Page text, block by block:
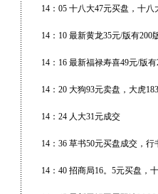
14：05 十八大47元买盘，十
14：10 最新黄龙35元/版有200
14：16 最新福禄寿喜49元/版
14：20 大狗93元卖盘，大虎
14：24 人大31元成交
14：36 草书50元买盘成交，
14：40 招商局16。5元买盘，